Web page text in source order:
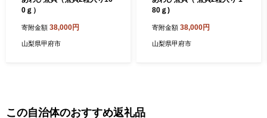
0ｇ）
寄附金額 38,000円
山梨県甲府市
80ｇ)
寄附金額 38,000円
山梨県甲府市
この自治体のおすすめ返礼品